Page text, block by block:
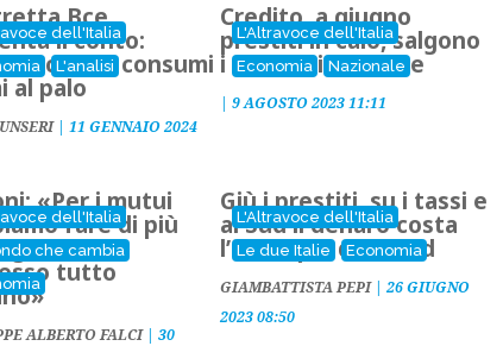
dell'Italia
L'analisi
Bce
il conto:
record e consumi
al palo
|11 GENNAIO 2024
L'Altravoce dell'Italia
Economia
Nazionale
Credito, a giugno
prestiti in calo, salgono
i tassi di interesse
|9 AGOSTO 2023 11:11
dell'Italia
che cambia
«Per i mutui
fare di più
un
tutto
ALBERTO FALCI|30
L'Altravoce dell'Italia
Le due Italie
Economia
Giù i prestiti, su i tassi e
al Sud il denaro costa
l’1% in più del Nord
GIAMBATTISTA PEPI|26 GIUGNO
2023 08:50